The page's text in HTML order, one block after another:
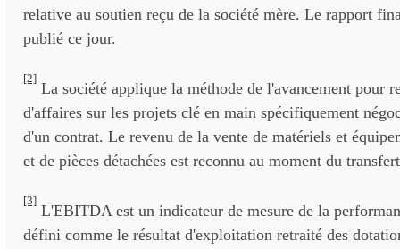
relative au soutien reçu de la société mère. Le rapport
publié ce jour.
[2]
La société applique la méthode de l'avancement pour
d'affaires sur les projets clé en main spécifiquement
d'un contrat. Le revenu de la vente de matériels et
et de pièces détachées est reconnu au moment du
[3]
L'EBITDA est un indicateur de mesure de la
défini comme le résultat d'exploitation retraité des